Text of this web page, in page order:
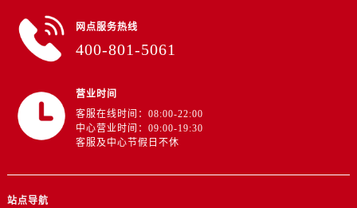
网点服务热线
400-801-5061
营业时间
客服在线时间：08:00-22:00
中心营业时间：09:00-19:30
客服及中心节假日不休
站点导航